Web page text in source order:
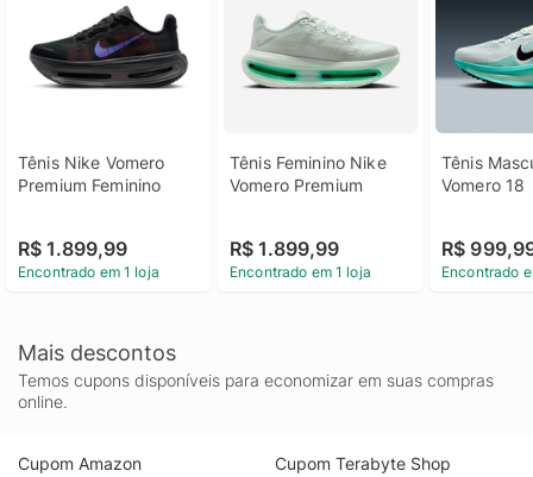
Tênis Nike Vomero
Premium Feminino
R$ 1.899,99
Encontrado em 1 loja
Tênis Feminino Nike
Vomero Premium
R$ 1.899,99
Encontrado em 1 loja
Tênis
Vomero 18
R$
Encontrado
Mais descontos
Temos cupons disponíveis para economizar em suas compras
online.
Cupom Amazon
Cupom Terabyte Shop